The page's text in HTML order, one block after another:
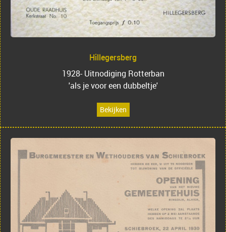
Hillegersberg
1928- Uitnodiging Rotterban
'als je voor een dubbeltje'
Bekijken